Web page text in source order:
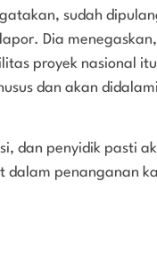
sudah
Dia
proyek nasional
dan akan
dan penyidik pasti
dalam penanganan